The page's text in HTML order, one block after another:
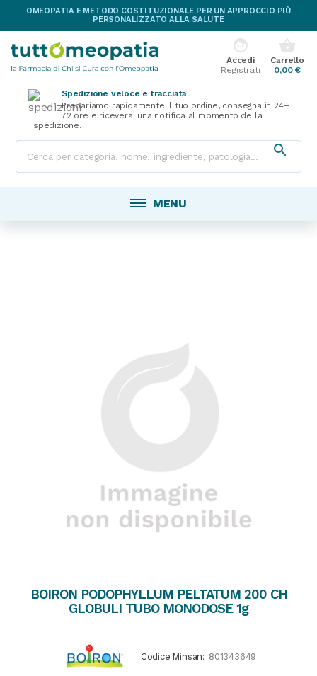
OMEOPATIA E METODO COSTITUZIONALE PER UN APPROCCIO PIÙ
PERSONALIZZATO ALLA SALUTE
shopping_basket
Carrello
0,00 €
face
Accedi
Registrati
Spedizione veloce e tracciata
Prepariamo rapidamente il tuo ordine, consegna in 24–
72 ore e riceverai una notifica al momento della
spedizione.

MENU
BOIRON PODOPHYLLUM PELTATUM 200 CH
GLOBULI TUBO MONODOSE 1g
Codice Minsan: 801343649